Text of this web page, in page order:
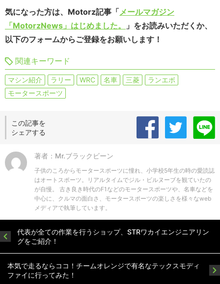
気になった方は、Motorz記事「メールマガジン
「MotorzNews」はじめました。
」をお読みいただくか、
以下のフォームからご登録をお願いします！
関連キーワード
マシン紹介 ラリー WRC 名車 三菱
ランエボ
モータースポーツ
この記事を
シェアする
著者：Mr.ブラックビーン
子供のころからモータースポーツに憧れ、小学校5年生の時の愛読誌
はオートスポーツ。リアルタイムでジル・ビルヌーブを観ていたの
が自慢。 古き良き時代のF1などのモータースポーツや、名車などを
中心に、クルマの面白さ、モータースポーツの楽しさを様々なweb
メディアで執筆しています。
代表が全ての作業を行うショップ、STRワカイエンジニアリン
グをご紹介！
本気で走るならココ！チームオレンジで有名なテックスモディ
ファイに行ってみた！